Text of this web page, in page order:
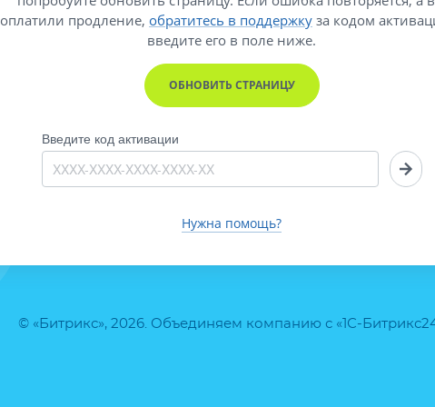
© «Битрикс», 2026. Объединяем компанию с «1С-
оплатили продление, обратитесь в поддержку за кодом
введите его в поле ниже.
ОБНОВИТЬ СТРАНИЦУ
Введите код активации
Нужна помощь?